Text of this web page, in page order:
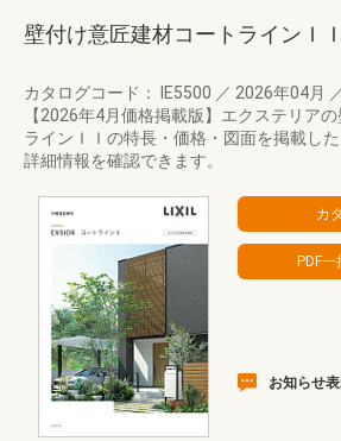
壁付け意匠建材コートラインＩＩ
カタログコード： IE5500 ／ 2026年04月
【2026年4月価格掲載版】エクステリア
ラインＩＩの特長・価格・図面を掲載し
詳細情報を確認できます。
お知らせ